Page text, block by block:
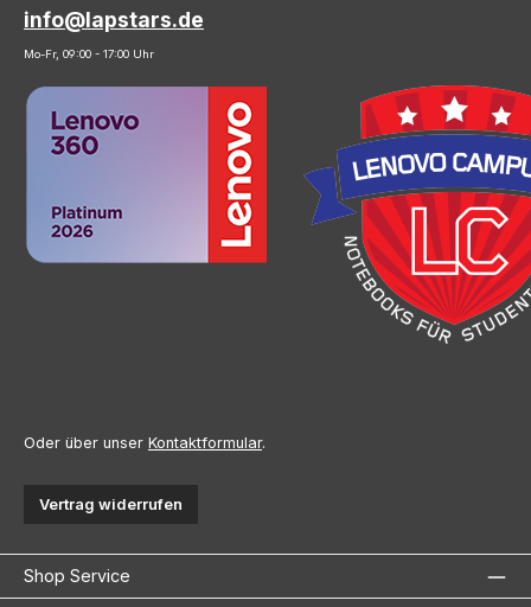
info@lapstars.de
Mo-Fr, 09:00 - 17:00 Uhr
Oder über unser Kontaktformular.
Vertrag widerrufen
Shop Service